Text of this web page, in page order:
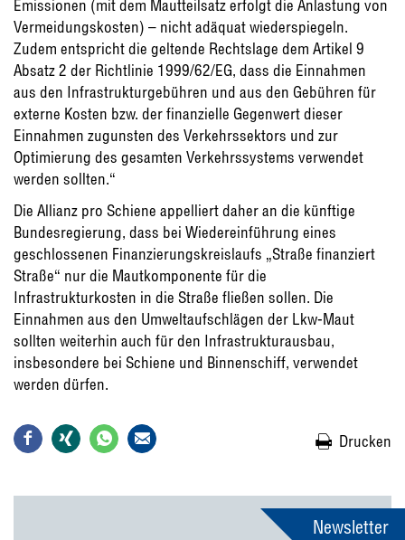
Emissionen (mit dem Mautteilsatz erfolgt die Anlastung von
Vermeidungskosten) – nicht adäquat wiederspiegeln.
Zudem entspricht die geltende Rechtslage dem Artikel 9
Absatz 2 der Richtlinie 1999/62/EG, dass die Einnahmen
aus den Infrastrukturgebühren und aus den Gebühren für
externe Kosten bzw. der finanzielle Gegenwert dieser
Einnahmen zugunsten des Verkehrssektors und zur
Optimierung des gesamten Verkehrssystems verwendet
werden sollten.“
Die Allianz pro Schiene appelliert daher an die künftige
Bundesregierung, dass bei Wiedereinführung eines
geschlossenen Finanzierungskreislaufs „Straße finanziert
Straße“ nur die Mautkomponente für die
Infrastrukturkosten in die Straße fließen sollen. Die
Einnahmen aus den Umweltaufschlägen der Lkw-Maut
sollten weiterhin auch für den Infrastrukturausbau,
insbesondere bei Schiene und Binnenschiff, verwendet
werden dürfen.
Drucken
Newsletter